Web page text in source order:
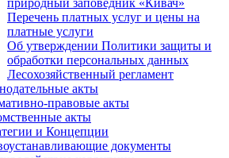
природный заповедник «Кивач»
Перечень платных услуг и цены на
платные услуги
Об утверждении Политики защиты и
обработки персональных данных
Лесохозяйственный регламент
акты
правовые акты
акты
и Концепции
документы